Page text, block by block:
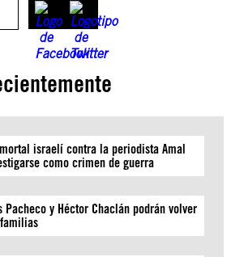
israelí contra la periodista Amal
como crimen de guerra
Pacheco y Héctor Chaclán podrán volver